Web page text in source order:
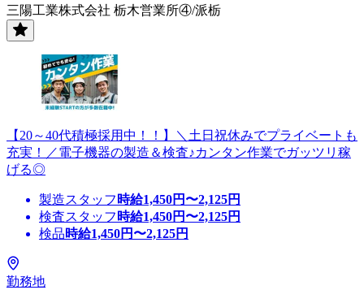
三陽工業株式会社 栃木営業所④/派栃
【20～40代積極採用中！！】＼土日祝休みでプライベートも
充実！／電子機器の製造＆検査♪カンタン作業でガッツリ稼
げる◎
製造スタッフ 時給1,450円〜2,125円
検査スタッフ 時給1,450円〜2,125円
検品時給1,450円〜2,125円
勤務地